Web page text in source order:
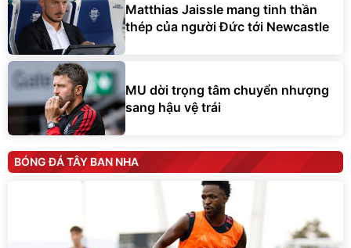
Matthias Jaissle mang tinh thần
thép của người Đức tới Newcastle
MU dời trọng tâm chuyển nhượng
sang hậu vệ trái
BÓNG ĐÁ TÂY BAN NHA